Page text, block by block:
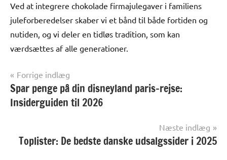
Ved at integrere chokolade firmajulegaver i familiens
juleforberedelser skaber vi et bånd til både fortiden og
nutiden, og vi deler en tidløs tradition, som kan
værdsættes af alle generationer.
Alle
anmeldelser
og artikler
Indlægsnavigation
Forrige indlæg
Spar penge på din disneyland paris-rejse:
Insiderguiden til 2026
Næste indlæg
Toplister: De bedste danske udsalgssider i 2025